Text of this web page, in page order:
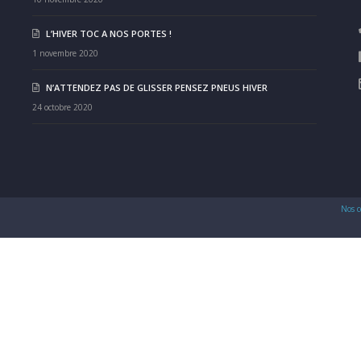
L’HIVER TOC A NOS PORTES !
1 novembre 2020
N’ATTENDEZ PAS DE GLISSER PENSEZ PNEUS HIVER
24 octobre 2020
Nos